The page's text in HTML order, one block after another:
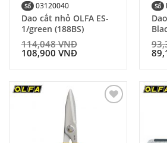
Số 03120040
Dao cắt nhỏ OLFA ES-
1/green (188BS)
114,048VNĐ
108,900 VNĐ
Số